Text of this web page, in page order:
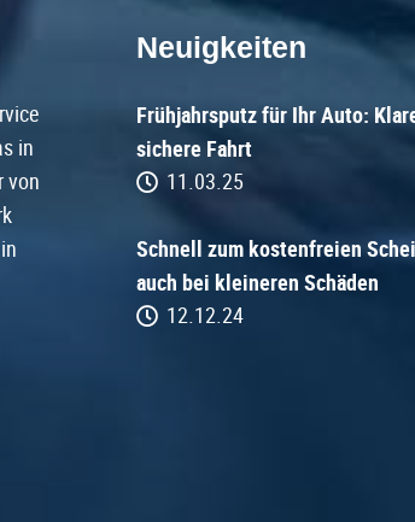
in
von
Neuigkeiten
Frühjahrsputz für Ihr Auto:
sichere Fahrt
11.03.25
Schnell zum kostenfreien
auch bei kleineren Schäden
12.12.24